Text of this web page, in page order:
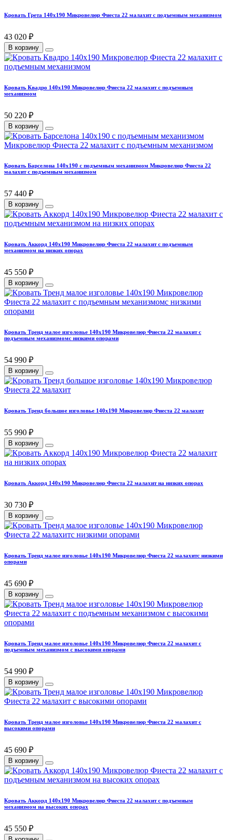
Кровать Грета 140х190 Микровелюр Фиеста 22 малахит с подъемным механизмом
43 020 ₽
В корзину
Кровать Квадро 140х190 Микровелюр Фиеста 22 малахит с подъемным
механизмом
50 220 ₽
В корзину
Кровать Барселона 140х190 с подъемным механизмом Микровелюр Фиеста 22
малахит с подъемным механизмом
57 440 ₽
В корзину
Кровать Аккорд 140х190 Микровелюр Фиеста 22 малахит с подъемным
механизмом на низких опорах
45 550 ₽
В корзину
Кровать Тренд малое изголовье 140х190 Микровелюр Фиеста 22 малахит с
подъемным механизмомс низкими опорами
54 990 ₽
В корзину
Кровать Тренд большое изголовье 140х190 Микровелюр Фиеста 22 малахит
55 990 ₽
В корзину
Кровать Аккорд 140х190 Микровелюр Фиеста 22 малахит на низких опорах
30 730 ₽
В корзину
Кровать Тренд малое изголовье 140х190 Микровелюр Фиеста 22 малахитс низкими
опорами
45 690 ₽
В корзину
Кровать Тренд малое изголовье 140х190 Микровелюр Фиеста 22 малахит с
подъемным механизмом с высокими опорами
54 990 ₽
В корзину
Кровать Тренд малое изголовье 140х190 Микровелюр Фиеста 22 малахит с
высокими опорами
45 690 ₽
В корзину
Кровать Аккорд 140х190 Микровелюр Фиеста 22 малахит с подъемным
механизмом на высоких опорах
45 550 ₽